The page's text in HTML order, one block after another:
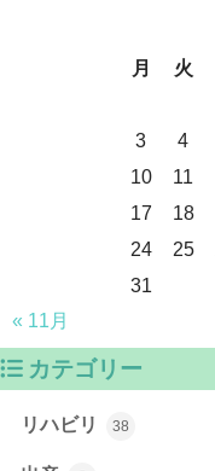
月
火
3
4
10
11
17
18
24
25
31
« 11月
カテゴリー
リハビリ 38